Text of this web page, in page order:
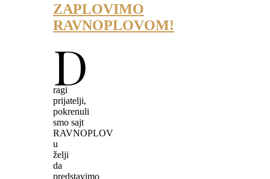
ZAPLOVIMO
RAVNOPLOVOM!
D
ragi
prijatelji,
pokrenuli
smo sajt
RAVNOPLOV
u
želji
da
predstavimo